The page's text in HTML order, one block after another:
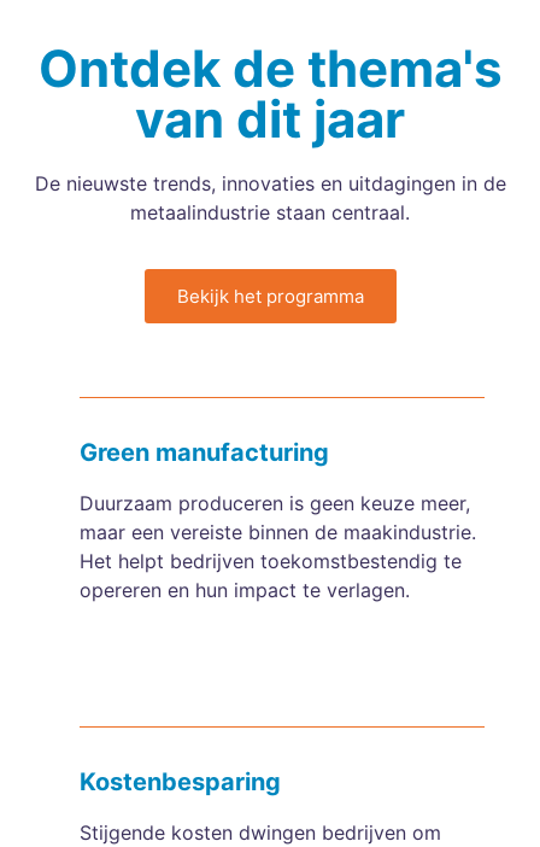
Ontdek de thema's
van dit jaar
De nieuwste trends, innovaties en uitdagingen in de
metaalindustrie staan centraal.
Bekijk het programma
Green manufacturing
Duurzaam produceren is geen keuze meer,
maar een vereiste binnen de maakindustrie.
Het helpt bedrijven toekomstbestendig te
opereren en hun impact te verlagen.
Kostenbesparing
Stijgende kosten dwingen bedrijven om